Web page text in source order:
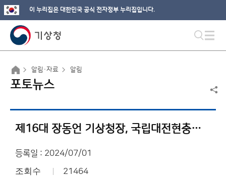
이 누리집은 대한민국 공식 전자정부 누리집입니다.
알림·자료 알림
포토뉴스
제16대 장동언 기상청장, 국립대전현충원 참배
등록일 : 2024/07/01
조회수 21464